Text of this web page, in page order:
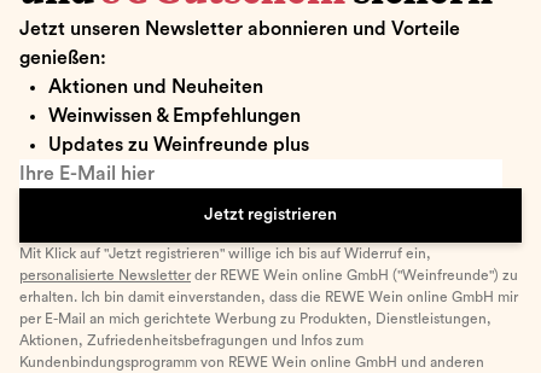
Jetzt unseren Newsletter abonnieren und Vorteile
genießen:
Aktionen und Neuheiten
Weinwissen & Empfehlungen
Updates zu Weinfreunde plus
Ihre E-Mail hier
Jetzt registrieren
Mit Klick auf "Jetzt registrieren" willige ich bis auf Widerruf ein,
personalisierte Newsletter der REWE Wein online GmbH ("Weinfreunde") zu
erhalten. Ich bin damit einverstanden, dass die REWE Wein online GmbH mir
per E-Mail an mich gerichtete Werbung zu Produkten, Dienstleistungen,
Aktionen, Zufriedenheitsbefragungen und Infos zum
Kundenbindungsprogramm von REWE Wein online GmbH und anderen